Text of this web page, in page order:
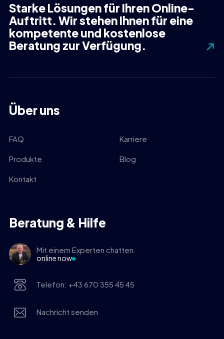
Starke Lösungen für Ihren Online-
Auftritt. Wir stehen Ihnen für eine
kompetente und kostenlose
Beratung zur Verfügung.
Über uns
FAQ Karriere
Produkte Blog
Kontakt
Beratung & Hilfe
Mit einem Experten chatten.
online now
Telefon: +43 670 355 45 45
Nachricht senden